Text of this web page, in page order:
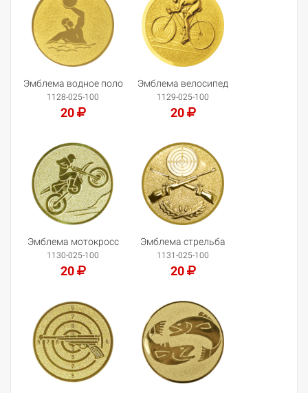
Эмблема водное поло
1128-025-100
20
Добавить в корзину
Эмблема велосипед
1129-025-100
20
Добавить в корзину
Эмблема мотокросс
1130-025-100
20
Добавить в корзину
Эмблема стрельба
1131-025-100
20
Добавить в корзину